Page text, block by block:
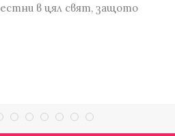
в цял свят, защото